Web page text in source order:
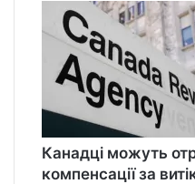
Канадці можуть
компенсації за